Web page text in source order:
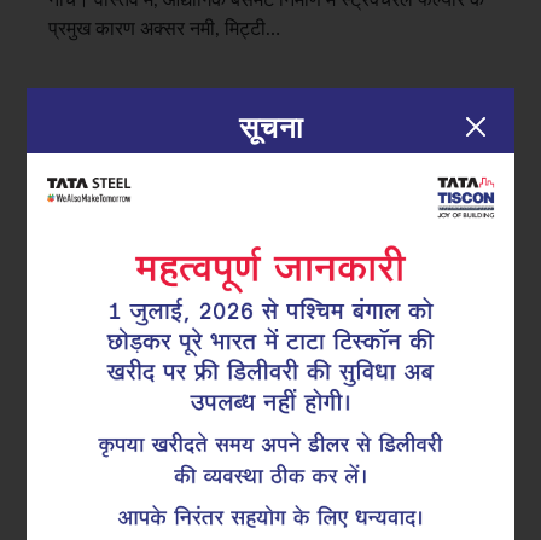
प्रमुख कारण अक्सर नमी, मिट्टी…
| Category:GFX कोटेड सुपर लिंक्स
जंग से दीर्घकालिक सुरक्षा: कैसे GFX कोटेड
सुपरलिंक्स सतही उपचार से आगे प्रदर्शन
करते हैं
सूचना